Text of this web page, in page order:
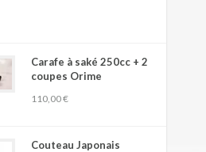
Carafe à saké 250cc + 2
coupes Orime
110,00 €
Couteau Japonais